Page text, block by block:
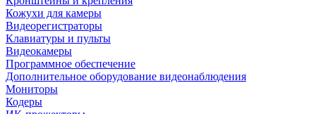
Кожухи для камеры
Видеорегистраторы
Клавиатуры и пульты
Видеокамеры
Программное обеспечение
Дополнительное оборудование видеонаблюдения
Мониторы
Кодеры